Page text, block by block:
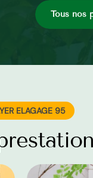
Tous nos
ELAGAGE 95